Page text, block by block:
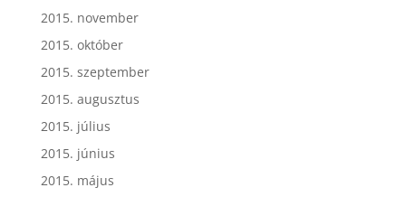
2015. november
2015. október
2015. szeptember
2015. augusztus
2015. július
2015. június
2015. május